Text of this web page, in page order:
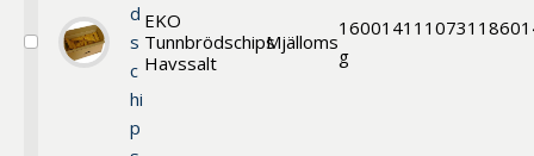
Välj
Tunnbrödschips
d
s
c
hi
p
EKO
Tunnbrödschips
Havssalt
Mjälloms
1600
g
14111